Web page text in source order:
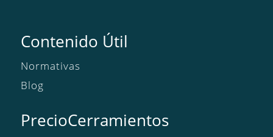
Contenido Útil
Normativas
Blog
PrecioCerramientos